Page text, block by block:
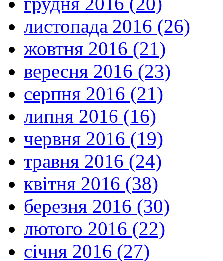
листопада 2016 (26)
жовтня 2016 (21)
вересня 2016 (23)
серпня 2016 (21)
липня 2016 (16)
червня 2016 (19)
травня 2016 (24)
квітня 2016 (38)
березня 2016 (30)
лютого 2016 (22)
січня 2016 (27)